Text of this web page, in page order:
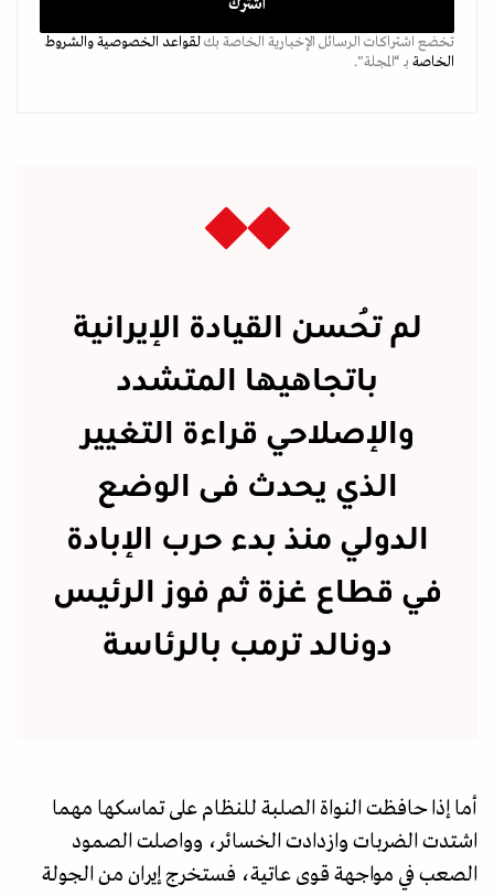
تخضع اشتراكات الرسائل الإخبارية الخاصة بكلقواعد الخصوصيةوالشروط
الخاصة بـ “المجلة".
لم تُحسن القيادة الإيرانية
باتجاهيها المتشدد
والإصلاحي قراءة التغيير
الذي يحدث فى الوضع
الدولي منذ بدء حرب الإبادة
في قطاع غزة ثم فوز الرئيس
دونالد ترمب بالرئاسة
أما إذا حافظت النواة الصلبة للنظام على تماسكها مهما
اشتدت الضربات وازدادت الخسائر، وواصلت الصمود
الصعب في مواجهة قوى عاتية، فستخرج إيران من الجولة